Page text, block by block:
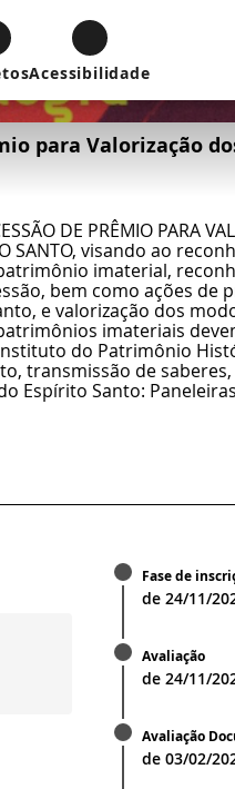
Acessibilidade
para Valorização
DE PRÊMIO PARA
SANTO, visando ao
imaterial,
bem como ações de
e valorização dos
imateriais
do Patrimônio
transmissão de
Santo:
Fase de
de24/11/
Avaliação
de24/11/
Avaliação
de03/02/